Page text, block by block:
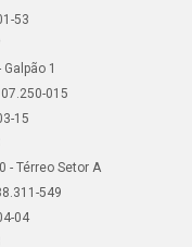
53
1
015
15
- Térreo Setor A
549
04